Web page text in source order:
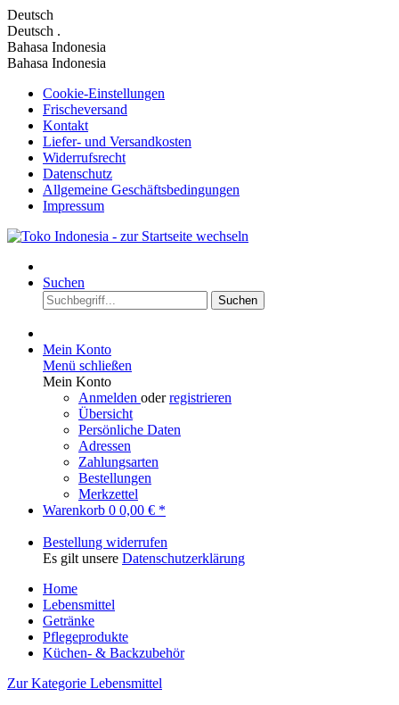
Deutsch
Deutsch .
Bahasa Indonesia
Bahasa Indonesia
Cookie-Einstellungen
Frischeversand
Kontakt
Liefer- und Versandkosten
Widerrufsrecht
Datenschutz
Allgemeine Geschäftsbedingungen
Impressum
Suchen
Suchen
Mein Konto
Menü schließen
Mein Konto
Anmelden oderregistrieren
Übersicht
Persönliche Daten
Adressen
Zahlungsarten
Bestellungen
Merkzettel
Warenkorb 0 0,00 € *
Bestellung widerrufen
Es gilt unsere Datenschutzerklärung
Home
Lebensmittel
Getränke
Pflegeprodukte
Küchen- & Backzubehör
Zur Kategorie Lebensmittel